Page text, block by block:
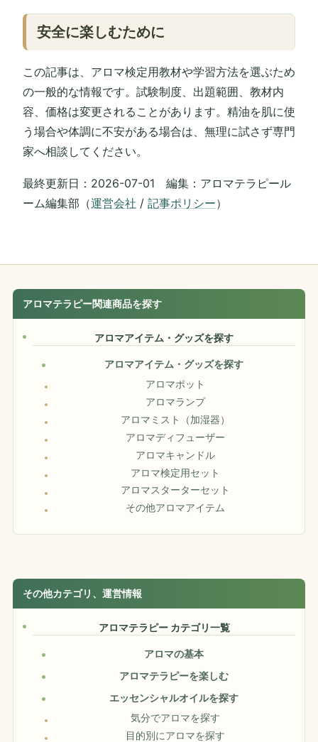
安全に楽しむために
この記事は、アロマ検定用教材や学習方法を選ぶため
の一般的な情報です。試験制度、出題範囲、教材内
容、価格は変更されることがあります。精油を肌に使
う場合や体調に不安がある場合は、無理に試さず専門
家へ相談してください。
最終更新日：2026-07-01 編集：アロマテラピール
ーム編集部（運営会社 / 記事ポリシー）
アロマテラピー関連商品を探す
アロマアイテム・グッズを探す
アロマアイテム・グッズを探す
アロマポット
アロマランプ
アロマミスト（加湿器）
アロマディフューザー
アロマキャンドル
アロマ検定用セット
アロマスターターセット
その他アロマアイテム
その他カテゴリ、運営情報
アロマテラピー カテゴリ一覧
アロマの基本
アロマテラピーを楽しむ
エッセンシャルオイルを探す
気分でアロマを探す
目的別にアロマを探す